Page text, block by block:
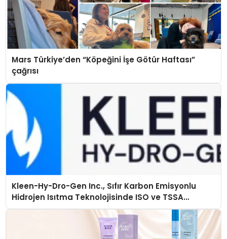
Mars Türkiye’den “Köpeğini İşe Götür Haftası”
çağrısı
Kleen-Hy-Dro-Gen Inc., Sıfır Karbon Emisyonlu
Hidrojen Isıtma Teknolojisinde ISO ve TSSA
Düzenleyici Onaylarını Aldı